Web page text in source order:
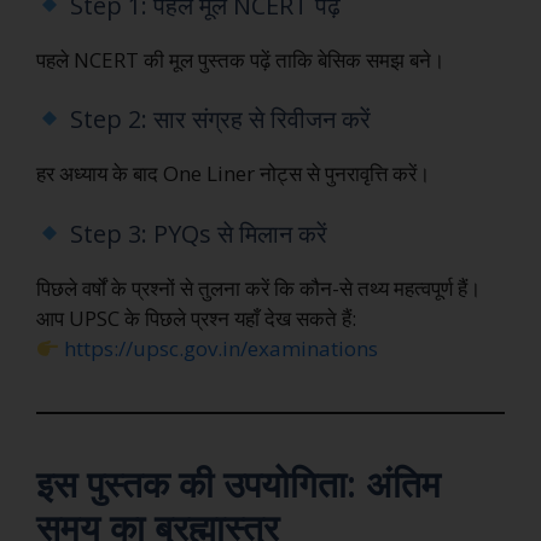
पहले NCERT की मूल पुस्तक पढ़ें ताकि बेसिक समझ बने।
Step 2: सार संग्रह से रिवीजन करें
हर अध्याय के बाद One Liner नोट्स से पुनरावृत्ति करें।
Step 3: PYQs से मिलान करें
पिछले वर्षों के प्रश्नों से तुलना करें कि कौन-से तथ्य महत्वपूर्ण हैं।
आप UPSC के पिछले प्रश्न यहाँ देख सकते हैं:
https://upsc.gov.in/examinations
इस पुस्तक की उपयोगिता: अंतिम
समय का ब्रह्मास्त्र